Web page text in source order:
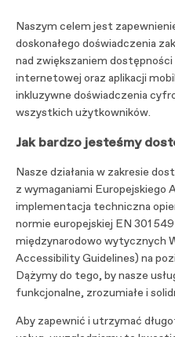
Naszym celem jest
doskonałego doświadczenia
nad zwiększaniem
internetowej oraz aplikacji
inkluzywne doświadczenia
wszystkich użytkowników.
Jak bardzo jesteśmy
Nasze działania w zakresie
z wymaganiami Europejskiego
implementacja techniczna
normie europejskiej EN 301
międzynarodowo wytycznych
Accessibility Guidelines) na
Dążymy do tego, by nasze
funkcjonalne, zrozumiałe i
Aby zapewnić i utrzymać